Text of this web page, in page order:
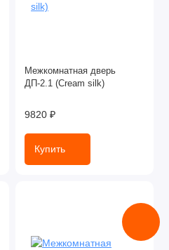
Межкомнатная дверь
ДП-2.1 (Cream silk)
9820 ₽
Купить